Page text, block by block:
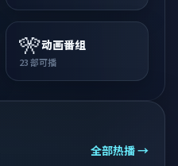
🎌动画番组
23部可播
全部热播 →